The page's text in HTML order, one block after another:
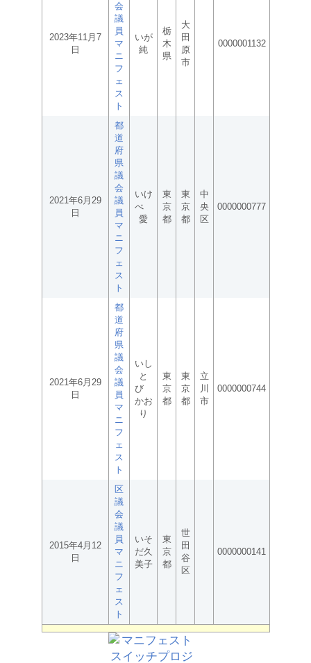
2023年11月7
日
会
議
員
マ
ニ
フ
ェ
ス
ト
いが
純
栃
木
県
大
田
原
市
0000001132
2021年6月29
日
都
道
府
県
議
会
議
員
マ
ニ
フ
ェ
ス
ト
いけ
べ
愛
東
京
都
東
京
都
中
央
区
0000000777
2021年6月29
日
都
道
府
県
議
会
議
員
マ
ニ
フ
ェ
ス
ト
いし
と
び
かお
り
東
京
都
東
京
都
立
川
市
0000000744
2015年4月12
日
区
議
会
議
員
マ
ニ
フ
ェ
ス
ト
いそ
だ久
美子
東
京
都
世
田
谷
区
0000000141